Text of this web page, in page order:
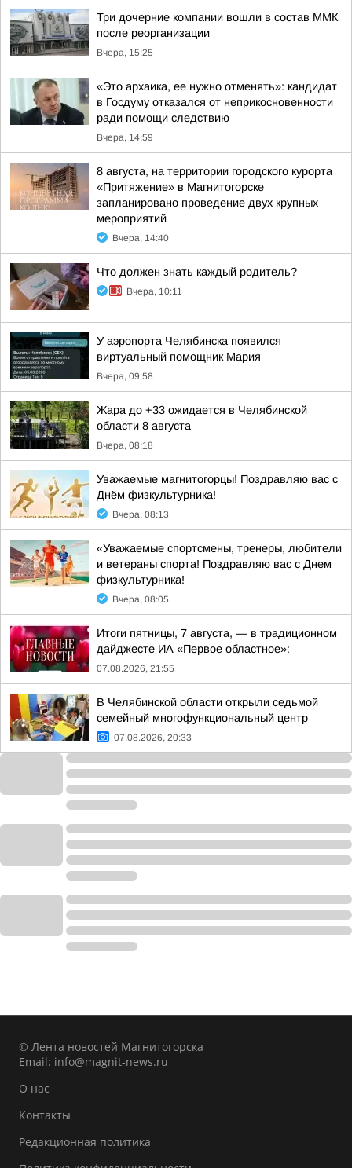
Три дочерние компании вошли в состав ММК
после реорганизации
Вчера, 15:25
«Это архаика, ее нужно отменять»: кандидат
в Госдуму отказался от неприкосновенности
ради помощи следствию
Вчера, 14:59
8 августа, на территории городского курорта
«Притяжение» в Магнитогорске
запланировано проведение двух крупных
мероприятий
Вчера, 14:40
Что должен знать каждый родитель?
Вчера, 10:11
У аэропорта Челябинска появился
виртуальный помощник Мария
Вчера, 09:58
Жара до +33 ожидается в Челябинской
области 8 августа
Вчера, 08:18
Уважаемые магнитогорцы! Поздравляю вас с
Днём физкультурника!
Вчера, 08:13
«Уважаемые спортсмены, тренеры, любители
и ветераны спорта! Поздравляю вас с Днем
физкультурника!
Вчера, 08:05
Итоги пятницы, 7 августа, — в традиционном
дайджесте ИА «Первое областное»:
07.08.2026, 21:55
В Челябинской области открыли седьмой
семейный многофункциональный центр
07.08.2026, 20:33
© Лента новостей Магнитогорска
Email: info@magnit-news.ru
О нас
Контакты
Редакционная политика